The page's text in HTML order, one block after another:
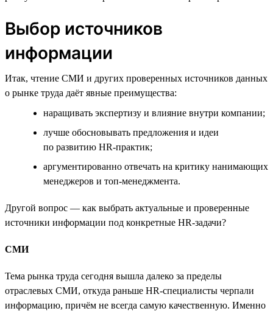
Выбор источников
информации
Итак, чтение СМИ и других проверенных источников данных
о рынке труда даёт явные преимущества:
наращивать экспертизу и влияние внутри компании;
лучше обосновывать предложения и идеи
по развитию HR-практик;
аргументированно отвечать на критику нанимающих
менеджеров и топ-менеджмента.
Другой вопрос — как выбрать актуальные и проверенные
источники информации под конкретные HR-задачи?
СМИ
Тема рынка труда сегодня вышла далеко за пределы
отраслевых СМИ, откуда раньше HR-специалисты черпали
информацию, причём не всегда самую качественную. Именно